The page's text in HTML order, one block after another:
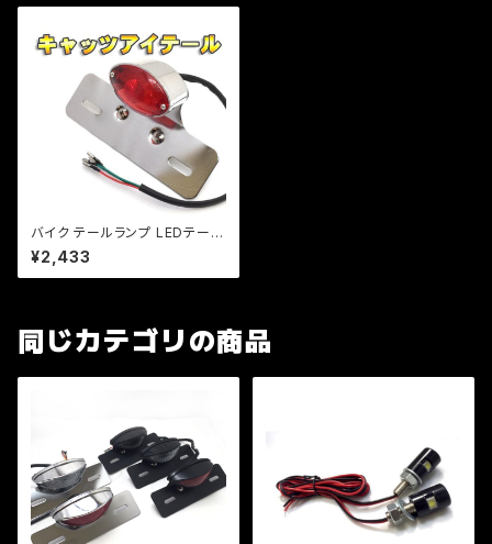
バイク テールランプ LEDテール
ランプ キャッツアイ テールラン
プ カスタム（シルバー）SR モン
キー エイプ
¥2,433
同じカテゴリの商品